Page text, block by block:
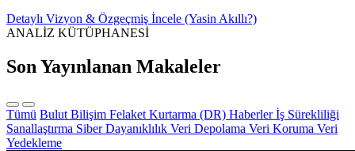
Detaylı Vizyon & Özgeçmiş İncele (Yasin Akıllı?)
ANALİZ KÜTÜPHANESİ
Son Yayınlanan Makaleler
Tümü Bulut Bilişim Felaket Kurtarma (DR) Haberlerİş Sürekliliği
Sanallaştırma Siber Dayanıklılık Veri Depolama Veri Koruma Veri
Yedekleme